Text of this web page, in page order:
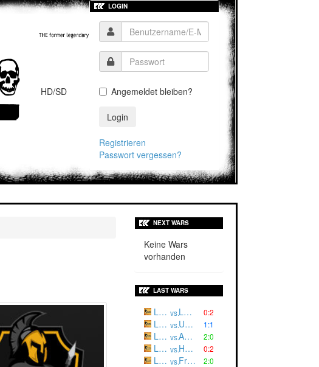
HD/SD
LOGIN
Angemeldet bleiben?
Login
Registrieren
Passwort vergessen?
NEXT WARS
Keine Wars
vorhanden
LAST WARS
Luger² vs. L3CH | 0:2
Luger ' vs. ULSQ 1:1
Luger² vs. ARES 2:0
Luger ' vs. HRNET 0:2
Luger ' vs. Fractum 2:0